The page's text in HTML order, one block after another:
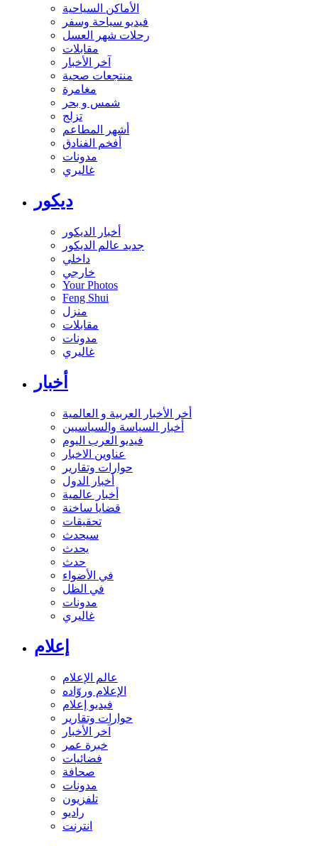
الأماكن السياحية
فيديو سياحة وسفر
رحلات شهر العسل
مقابلات
آخر الأخبار
منتجعات صحية
مغامرة
شمس و بحر
تزلج
أشهر المطاعم
أفخم الفنادق
مدونات
غاليري
ديكور
أخبار الديكور
جديد عالم الديكور
داخلي
خارجي
Your Photos
Feng Shui
منزل
مقابلات
مدونات
غاليري
أخبار
أخر الأخبار العربية و العالمية
أخبار السياسة والسياسيين
فيديو العرب اليوم
عناوين الاخبار
حوارات وتقارير
أخبار الدول
أخبار عالمية
قضايا ساخنة
تحقيقات
سيحدث
يحدث
حدث
في الأضواء
في الظل
مدونات
غاليري
إعلام
عالم الإعلام
الإعلام وروّاده
فيديو إعلام
حوارات وتقارير
آخر الأخبار
خبرة عمر
فضائيات
صحافة
مدونات
تلفزيون
راديو
انترنت